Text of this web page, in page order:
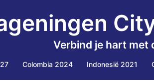
Verbind je hart met
Colombia 2024 Indonesië 2021